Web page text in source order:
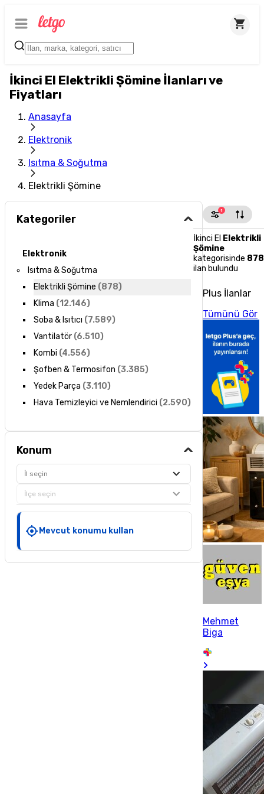
İkinci El Elektrikli Şömine İlanları ve
Fiyatları
Anasayfa
Elektronik
Isıtma & Soğutma
Elektrikli Şömine
Kategoriler
Elektronik
Isıtma & Soğutma
Elektrikli Şömine (878)
Klima (12.146)
Soba & Isıtıcı (7.589)
Vantilatör(6.510)
Kombi (4.556)
Şofben & Termosifon (3.385)
Yedek Parça (3.110)
Hava Temizleyici ve Nemlendirici (2.590)
Konum
İl seçin
İlçe seçin
Mevcut konumu kullan
1
İkinci El Elektrikli
Şömine
kategorisinde 878
ilan bulundu
Plus İlanlar
Tümünü Gör
Mehmet
Biga